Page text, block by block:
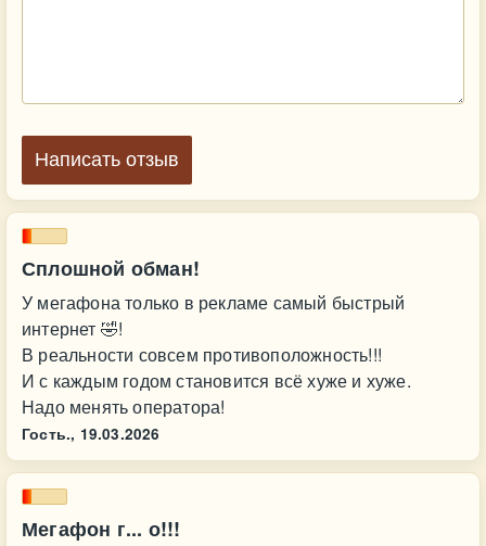
Сплошной обман!
У мегафона только в рекламе самый быстрый
интернет 🤣!
В реальности совсем противоположность!!!
И с каждым годом становится всё хуже и хуже.
Надо менять оператора!
Гость., 19.03.2026
Мегафон г... о!!!
Написать отзыв